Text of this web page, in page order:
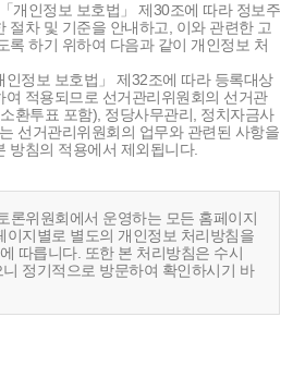
개인정보 보호법」 제30조에 따라 정보주
절차 및 기준을 안내하고, 이와 관련한 고
록 하기 위하여 다음과 같이 개인정보 처
정보 보호법」 제32조에 따라 등록대상
적용되므로 선거관리위원회의 선거관
환투표 포함), 정당사무관리, 정치자금사
선거관리위원회의 업무와 관련된 사항을
방침의 적용에서 제외됩니다.
론위원회에서 운영하는 모든 홈페이지
이지별로 별도의 개인정보 처리방침을
따릅니다. 또한 본 처리방침은 수시
정기적으로 방문하여 확인하시기 바